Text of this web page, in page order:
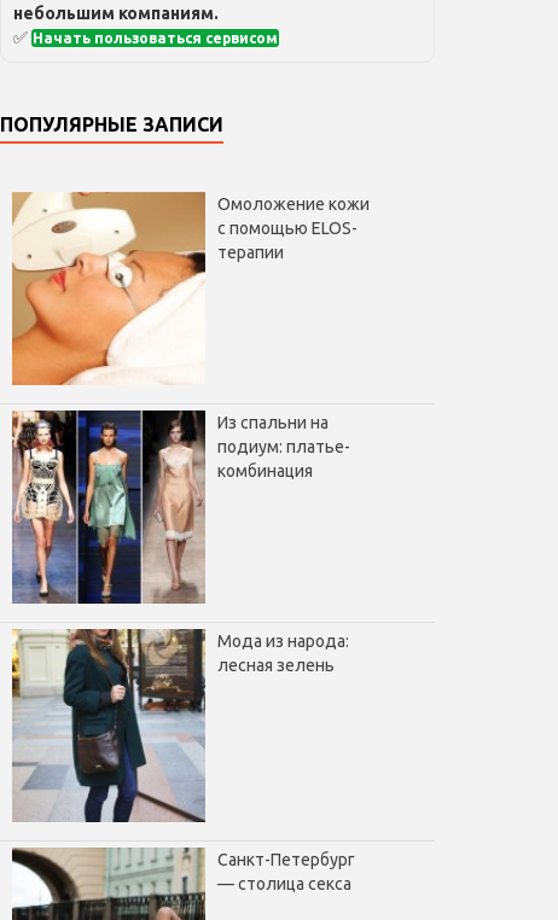
небольшим компаниям.
✅ Начать пользоваться сервисом
ПОПУЛЯРНЫЕ ЗАПИСИ
Омоложение кожи
с помощью ELOS-
терапии
Из спальни на
подиум: платье-
комбинация
Мода из народа:
лесная зелень
Санкт-Петербург
— столица секса